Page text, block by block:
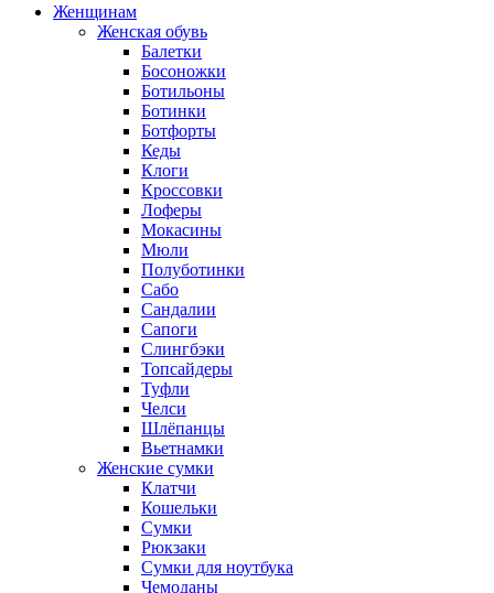
Женщинам
Женская обувь
Балетки
Босоножки
Ботильоны
Ботинки
Ботфорты
Кеды
Клоги
Кроссовки
Лоферы
Мокасины
Мюли
Полуботинки
Сабо
Сандалии
Сапоги
Слингбэки
Топсайдеры
Туфли
Челси
Шлёпанцы
Вьетнамки
Женские сумки
Клатчи
Кошельки
Сумки
Рюкзаки
Сумки для ноутбука
Чемоданы